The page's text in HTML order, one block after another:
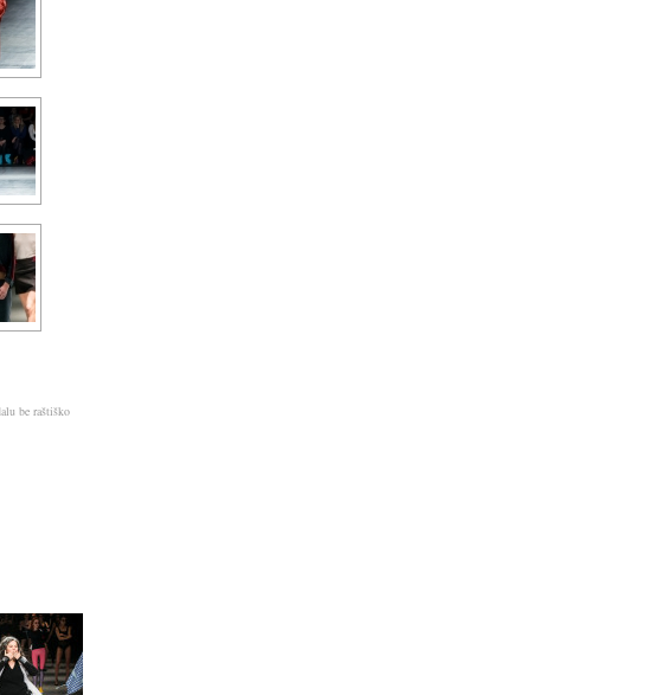
be raštiško